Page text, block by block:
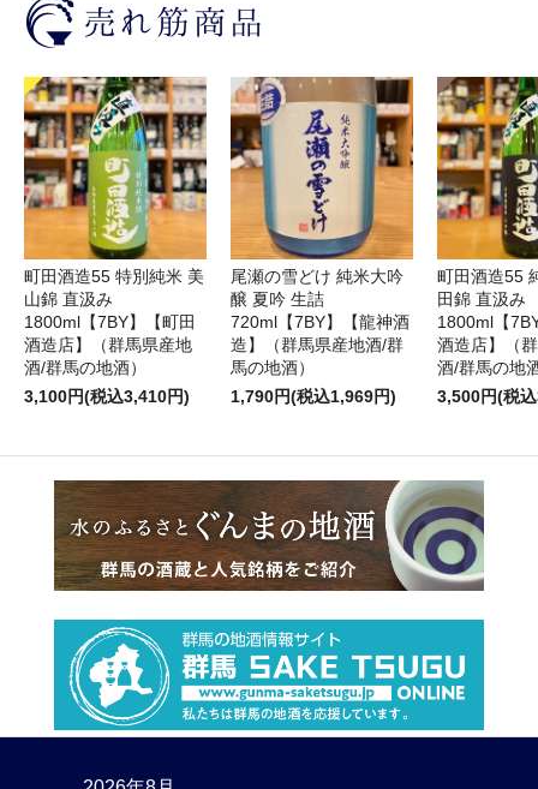
町田酒造55 特別純米 美
山錦 直汲み
1800ml【7BY】【町田
酒造店】（群馬県産地
酒/群馬の地酒）
3,100円(税込3,410円)
尾瀬の雪どけ 純米大吟
醸 夏吟 生詰
720ml【7BY】【龍神酒
造】（群馬県産地酒/群
馬の地酒）
1,790円(税込1,969円)
町田酒造55
田錦 直汲み
1800ml【
酒造店】（
酒/群馬の地
3,500円(税